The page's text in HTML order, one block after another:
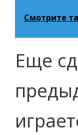
Смотрите
Еще